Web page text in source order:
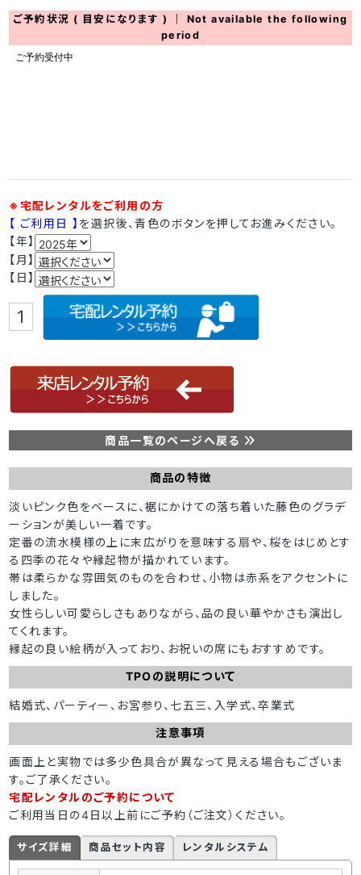
ご予約状況 ( 目安になります ) ｜ Not available the following
period
※宅配レンタルをご利用の方
【 ご利用日 】 を選択後、青色のボタンを押してお進みください。
【年】
【月】
【日】
商品一覧のページへ戻る
商品の特徴
淡いピンク色をベースに、裾にかけての落ち着いた藤色のグラデ
ーションが美しい一着です。
定番の流水模様の上に末広がりを意味する扇や、桜をはじめとす
る四季の花々や縁起物が描かれています。
帯は柔らかな雰囲気のものを合わせ、小物は赤系をアクセントに
しました。
女性らしい可愛らしさもありながら、品の良い華やかさも演出し
てくれます。
縁起の良い絵柄が入っており、お祝いの席にもおすすめです。
TPOの説明について
結婚式、パーティー、お宮参り、七五三、入学式、卒業式
注意事項
画面上と実物では多少色具合が異なって見える場合もございま
す。ご了承ください。
宅配レンタルのご予約について
ご利用当日の4日以上前にご予約（ご注文）ください。
サイズ詳細 商品セット内容 レンタルシステム